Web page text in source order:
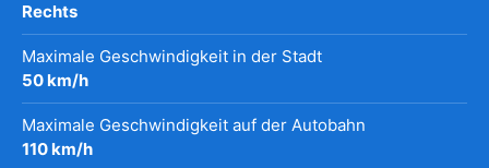
Rechts
Maximale Geschwindigkeit in der Stadt
50 km/h
Maximale Geschwindigkeit auf der Autobahn
110 km/h